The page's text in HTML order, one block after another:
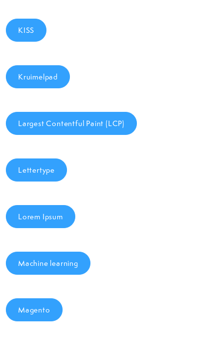
KISS
Kruimelpad
Largest Contentful Paint (LCP)
Lettertype
Lorem Ipsum
Machine learning
Magento